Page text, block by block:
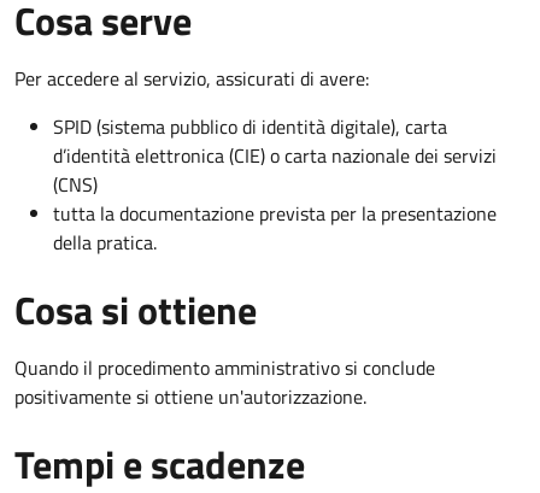
Cosa serve
Per accedere al servizio, assicurati di avere:
SPID (sistema pubblico di identità digitale), carta
d’identità elettronica (CIE) o carta nazionale dei servizi
(CNS)
tutta la documentazione prevista per la presentazione
della pratica.
Cosa si ottiene
Quando il procedimento amministrativo si conclude
positivamente si ottiene un'autorizzazione.
Tempi e scadenze